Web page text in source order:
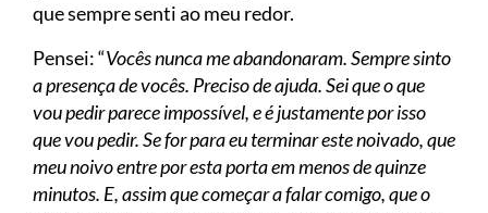
que sempre senti ao meu redor.
Pensei: “Vocês nunca me abandonaram. Sempre sinto
a presença de vocês. Preciso de ajuda. Sei que o que
vou pedir parece impossível, e é justamente por isso
que vou pedir. Se for para eu terminar este noivado, que
meu noivo entre por esta porta em menos de quinze
minutos. E, assim que começar a falar comigo, que o